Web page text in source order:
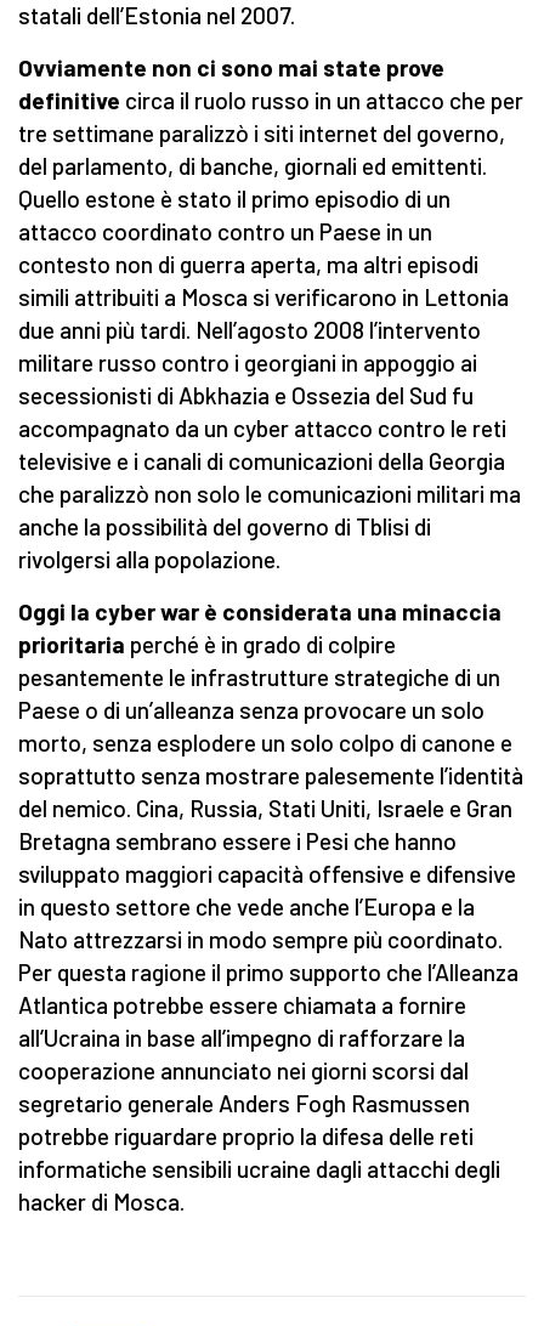
statali dell’Estonia nel 2007.
Ovviamente non ci sono mai state prove
definitive circa il ruolo russo in un attacco che per
tre settimane paralizzò i siti internet del governo,
del parlamento, di banche, giornali ed emittenti.
Quello estone è stato il primo episodio di un
attacco coordinato contro un Paese in un
contesto non di guerra aperta, ma altri episodi
simili attribuiti a Mosca si verificarono in Lettonia
due anni più tardi. Nell’agosto 2008 l’intervento
militare russo contro i georgiani in appoggio ai
secessionisti di Abkhazia e Ossezia del Sud fu
accompagnato da un cyber attacco contro le reti
televisive e i canali di comunicazioni della Georgia
che paralizzò non solo le comunicazioni militari ma
anche la possibilità del governo di Tblisi di
rivolgersi alla popolazione.
Oggi la cyber war è considerata una minaccia
prioritaria perché è in grado di colpire
pesantemente le infrastrutture strategiche di un
Paese o di un’alleanza senza provocare un solo
morto, senza esplodere un solo colpo di canone e
soprattutto senza mostrare palesemente l’identità
del nemico. Cina, Russia, Stati Uniti, Israele e Gran
Bretagna sembrano essere i Pesi che hanno
sviluppato maggiori capacità offensive e difensive
in questo settore che vede anche l’Europa e la
Nato attrezzarsi in modo sempre più coordinato.
Per questa ragione il primo supporto che l’Alleanza
Atlantica potrebbe essere chiamata a fornire
all’Ucraina in base all’impegno di rafforzare la
cooperazione annunciato nei giorni scorsi dal
segretario generale Anders Fogh Rasmussen
potrebbe riguardare proprio la difesa delle reti
informatiche sensibili ucraine dagli attacchi degli
hacker di Mosca.